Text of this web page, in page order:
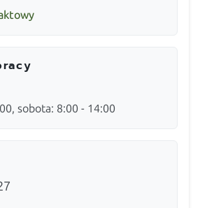
sobota: 8:00 - 14:00